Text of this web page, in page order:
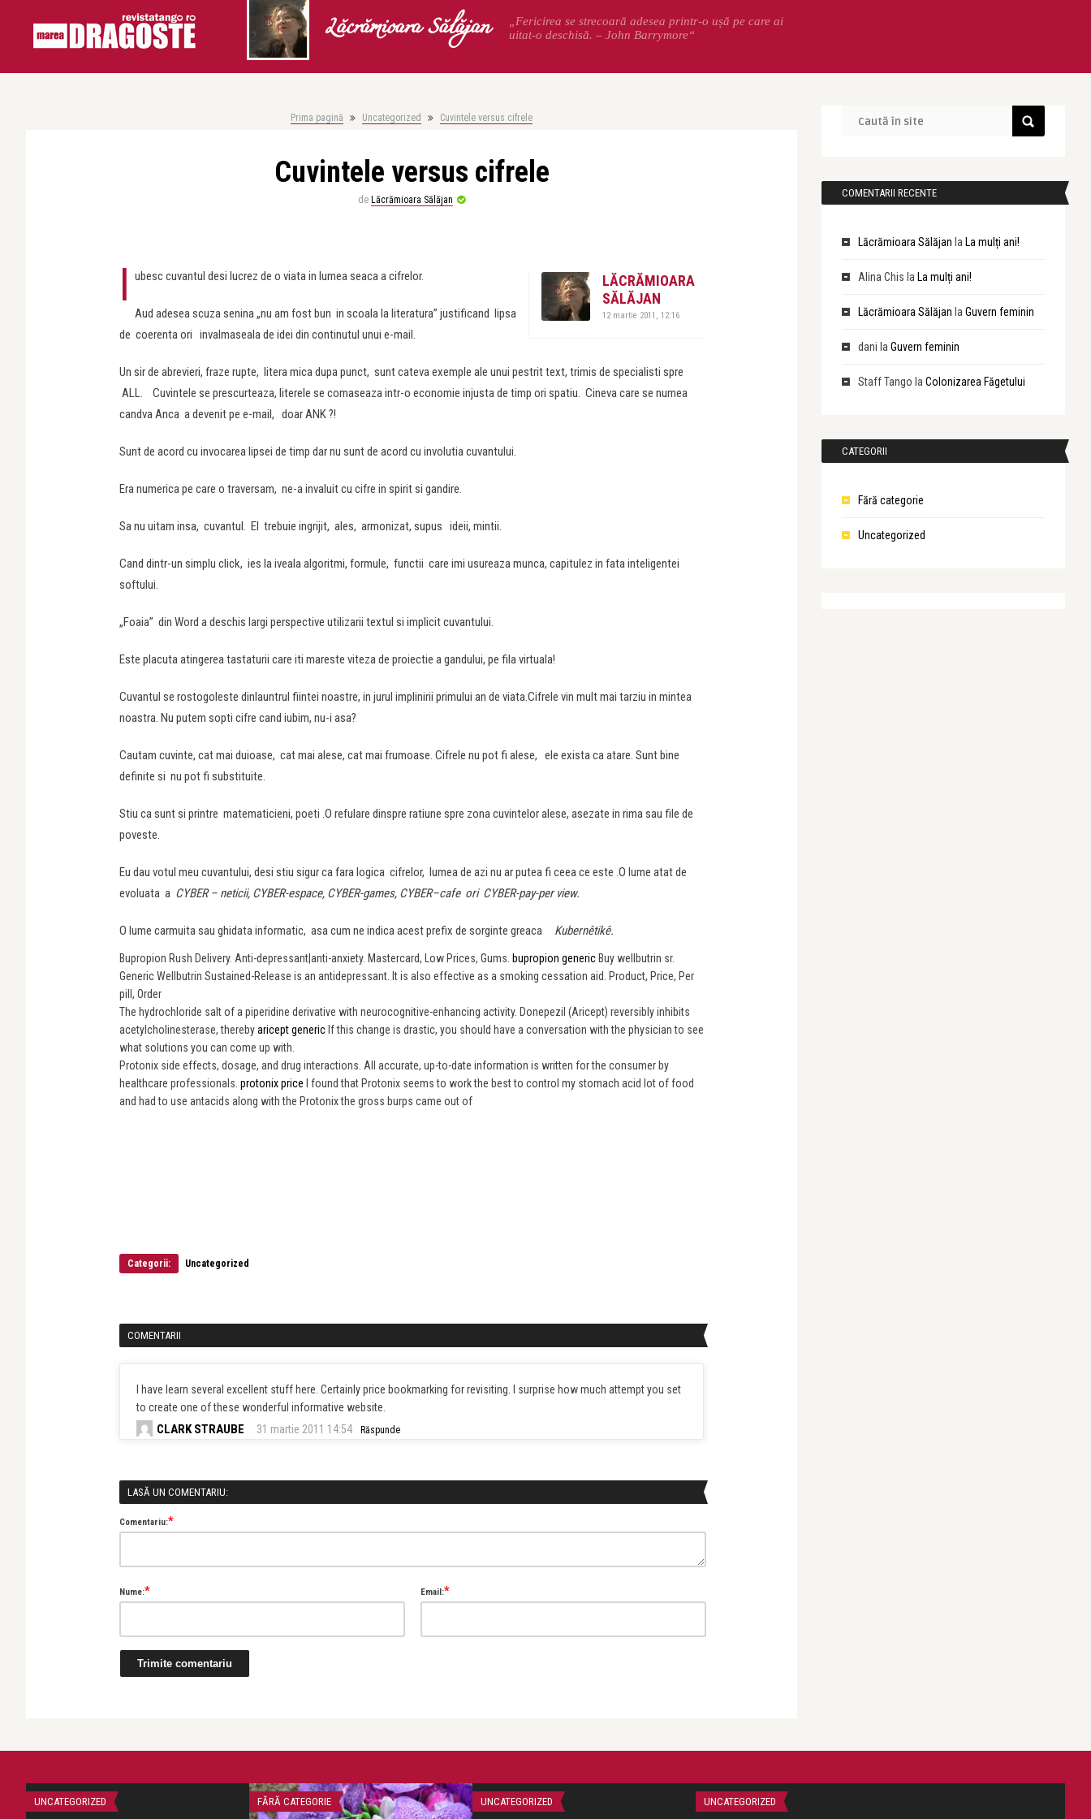
Lăcrămioara Sălăjan
„Fericirea se strecoară adesea printr-o ușă pe care ai
uitat-o deschisă. – John Barrymore“
Prima pagină Uncategorized Cuvintele versus cifrele
Cuvintele versus cifrele
de Lăcrămioara Sălăjan
LĂCRĂMIOARA
SĂLĂJAN
12 martie 2011, 12:16
I ubesc cuvantul desi lucrez de o viata in lumea seaca a cifrelor.
Aud adesea scuza senina „nu am fost bun in scoala la literatura” justificand lipsa
de coerenta ori invalmaseala de idei din continutul unui e-mail.
Un sir de abrevieri, fraze rupte, litera mica dupa punct, sunt cateva exemple ale unui pestrit text, trimis de specialisti spre
ALL. Cuvintele se prescurteaza, literele se comaseaza intr-o economie injusta de timp ori spatiu. Cineva care se numea
candva Anca a devenit pe e-mail, doar ANK ?!
Sunt de acord cu invocarea lipsei de timp dar nu sunt de acord cu involutia cuvantului.
Era numerica pe care o traversam, ne-a invaluit cu cifre in spirit si gandire.
Sa nu uitam insa, cuvantul. El trebuie ingrijit, ales, armonizat, supus ideii, mintii.
Cand dintr-un simplu click, ies la iveala algoritmi, formule, functii care imi usureaza munca, capitulez in fata inteligentei
softului.
„Foaia” din Word a deschis largi perspective utilizarii textul si implicit cuvantului.
Este placuta atingerea tastaturii care iti mareste viteza de proiectie a gandului, pe fila virtuala!
Cuvantul se rostogoleste dinlauntrul fiintei noastre, in jurul implinirii primului an de viata.Cifrele vin mult mai tarziu in mintea
noastra. Nu putem sopti cifre cand iubim, nu-i asa?
Cautam cuvinte, cat mai duioase, cat mai alese, cat mai frumoase. Cifrele nu pot fi alese, ele exista ca atare. Sunt bine
definite si nu pot fi substituite.
Stiu ca sunt si printre matematicieni, poeti .O refulare dinspre ratiune spre zona cuvintelor alese, asezate in rima sau file de
poveste.
Eu dau votul meu cuvantului, desi stiu sigur ca fara logica cifrelor, lumea de azi nu ar putea fi ceea ce este .O lume atat de
evoluata a CYBER – neticii, CYBER-espace, CYBER-games, CYBER–cafe ori CYBER-pay-per view.
O lume carmuita sau ghidata informatic, asa cum ne indica acest prefix de sorginte greaca Kubernêtikê.
Bupropion Rush Delivery. Anti-depressant|anti-anxiety. Mastercard, Low Prices, Gums. bupropion generic Buy wellbutrin sr.
Generic Wellbutrin Sustained-Release is an antidepressant. It is also effective as a smoking cessation aid. Product, Price, Per
pill, Order
The hydrochloride salt of a piperidine derivative with neurocognitive-enhancing activity. Donepezil (Aricept) reversibly inhibits
acetylcholinesterase, therebyaricept generic If this change is drastic, you should have a conversation with the physician to see
what solutions you can come up with.
Protonix side effects, dosage, and drug interactions. All accurate, up-to-date information is written for the consumer by
healthcare professionals. protonix price I found that Protonix seems to work the best to control my stomach acid lot of food
and had to use antacids along with the Protonix the gross burps came out of
Categorii: Uncategorized
COMENTARII
I have learn several excellent stuff here. Certainly price bookmarking for revisiting. I surprise how much attempt you set
to create one of these wonderful informative website.
CLARK STRAUBE 31 martie 2011 14:54 Răspunde
LASĂ UN COMENTARIU:
Comentariu:*
Nume:* Email:*
COMENTARII RECENTE
Lăcrămioara Sălăjan la La mulți ani!
Alina Chis la La mulți ani!
Lăcrămioara Sălăjan la Guvern feminin
dani la Guvern feminin
Staff Tango la Colonizarea Făgetului
CATEGORII
Fără categorie
Uncategorized
UNCATEGORIZED FĂRĂ CATEGORIE UNCATEGORIZED UNCATEGORIZED